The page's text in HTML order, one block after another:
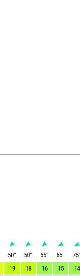
50° 50° 55° 65° 75
19 18 16 15
14